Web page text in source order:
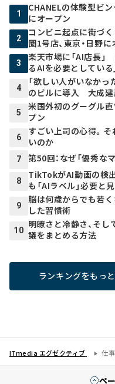
1
CHANELの体験型ビ
にオープン
2
コンビニ起点に街づ
圏1号店、東京・日野
3
楽天市場に「AI店長」
るAIを必要としている
4
「欲しい人がいなかっ
のビルに導入 大成建
5
米国外初のグーグル
プン
6
すごい上司の心得。そ
いのか
7 第50回：なぜ「優秀な
8
TikTokがAI動画の検
も「AIラベル」必要と
9
脳は何歳からでも若
した習慣術
10
明瞭さと冷静さ、そ
議をまとめる方法
ランキングをもっ
ITmedia エグゼクティブ 仕
ペ